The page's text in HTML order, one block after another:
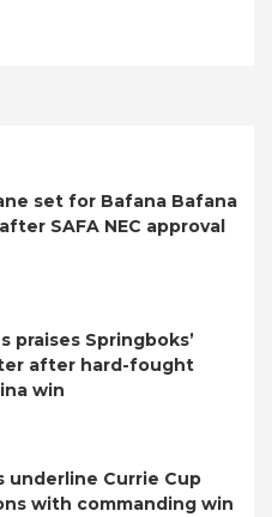
set for Bafana Bafana
SAFA NEC approval
praises Springboks’
after hard-fought
win
underline Currie Cup
with commanding win